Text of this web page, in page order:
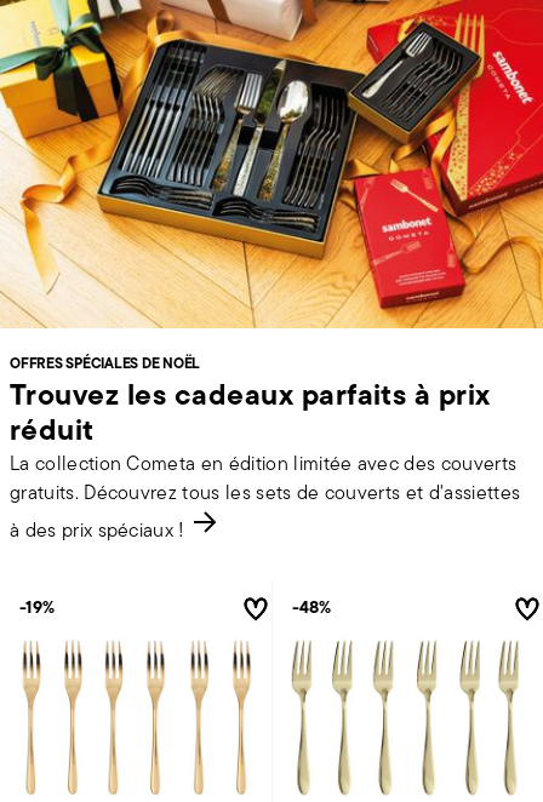
-19% -48%
OFFRES SPÉCIALES DE NOËL
Trouvez les cadeaux parfaits à prix
réduit
La collection Cometa en édition limitée avec des couverts
gratuits. Découvrez tous les sets de couverts et d'assiettes
à des prix spéciaux !